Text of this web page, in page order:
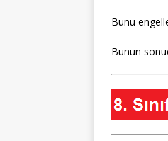
Bunu
Bunun